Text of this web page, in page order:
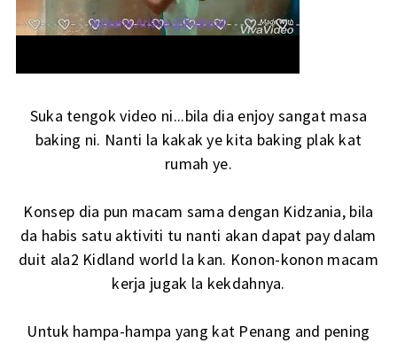
Suka tengok video ni...bila dia enjoy sangat masa
baking ni. Nanti la kakak ye kita baking plak kat
rumah ye.
Konsep dia pun macam sama dengan Kidzania, bila
da habis satu aktiviti tu nanti akan dapat pay dalam
duit ala2 Kidland world la kan. Konon-konon macam
kerja jugak la kekdahnya.
Untuk hampa-hampa yang kat Penang and pening